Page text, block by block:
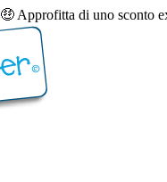
🤑 Approfitta di uno sconto